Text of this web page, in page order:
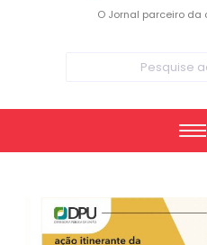
O Jornal parceiro